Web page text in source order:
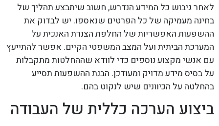
לאחר גיבוש כל המידע הנדרש, חשוב שיתבצע תהליך של
בחינה מעמיקה של כל הפרטים שנאספו. יש לבדוק את
ההשפעות האפשריות של החלפת הצנרת האנכית על
המערכת הביתית ועל המצב המשפטי הקיים. אפשר להתייעץ
עם אנשי מקצוע נוספים כדי לוודא שההחלטות מתקבלות
על בסיס מידע מדויק ומעודכן. הבנת ההשפעות תסייע
בהחלטה על הכיוונים שיש לנקוט בהם.
ביצוע הערכה כללית של העבודה